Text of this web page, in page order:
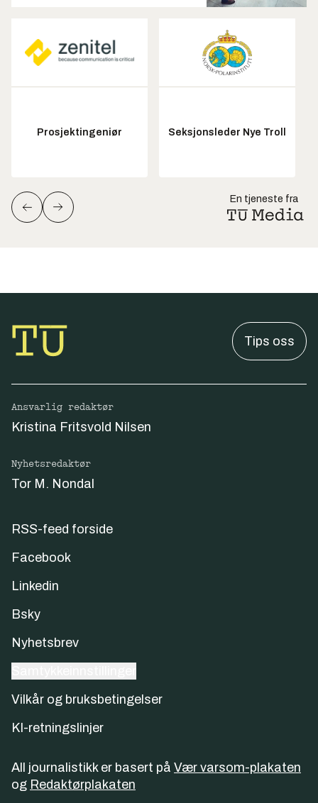
Prosjektingeniør Seksjonsleder Nye Troll
En tjeneste fra
Tips oss
Ansvarlig redaktør
Kristina Fritsvold Nilsen
Nyhetsredaktør
Tor M. Nondal
RSS-feed forside
Facebook
Linkedin
Bsky
Nyhetsbrev
Vilkår og bruksbetingelser
KI-retningslinjer
All journalistikk er basert på Vær varsom-plakaten
og Redaktørplakaten